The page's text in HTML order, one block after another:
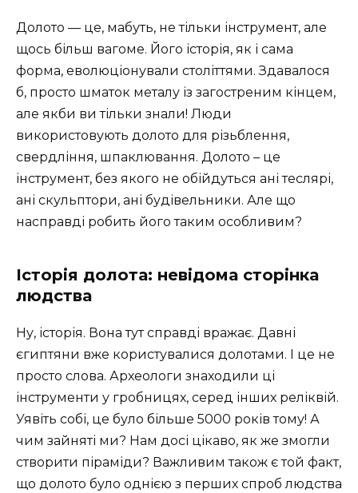
Долото — це, мабуть, не тільки інструмент, але
щось більш вагоме. Його історія, як і сама
форма, еволюціонували століттями. Здавалося
б, просто шматок металу із загостреним кінцем,
але якби ви тільки знали! Люди
використовують долото для різьблення,
свердління, шпаклювання. Долото – це
інструмент, без якого не обійдуться ані теслярі,
ані скульптори, ані будівельники. Але що
насправді робить його таким особливим?
Історія долота: невідома сторінка
людства
Ну, історія. Вона тут справді вражає. Давні
єгиптяни вже користувалися долотами. І це не
просто слова. Археологи знаходили ці
інструменти у гробницях, серед інших реліквій.
Уявіть собі, це було більше 5000 років тому! А
чим зайняті ми? Нам досі цікаво, як же змогли
створити піраміди? Важливим також є той факт,
що долото було однією з перших спроб людства